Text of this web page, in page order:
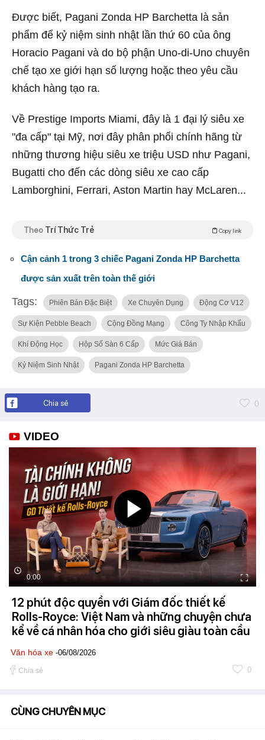
Được biết, Pagani Zonda HP Barchetta là sản
phẩm để kỷ niệm sinh nhật lần thứ 60 của ông
Horacio Pagani và do bộ phận Uno-di-Uno chuyên
chế tạo xe giới hạn số lượng hoặc theo yêu cầu
khách hàng tạo ra.
Về Prestige Imports Miami, đây là 1 đại lý siêu xe
"đa cấp" tại Mỹ, nơi đây phân phối chính hãng từ
những thương hiệu siêu xe triệu USD như Pagani,
Bugatti cho đến các dòng siêu xe cao cấp
Lamborghini, Ferrari, Aston Martin hay McLaren...
Theo Trí Thức Trẻ Copy link
Cận cảnh 1 trong 3 chiếc Pagani Zonda HP Barchetta
được sản xuất trên toàn thế giới
Tags: Phiên Bản Đặc Biệt Xe Chuyên Dụng Động Cơ V12
Sự Kiện Pebble Beach Cộng Đồng Mạng Công Ty Nhập Khẩu
Khí Động Học Hộp Số Sàn 6 Cấp Mức Giá Bán
Kỷ Niệm Sinh Nhật Pagani Zonda HP Barchetta
Chia sẻ 0
VIDEO
0:00
12 phút độc quyền với Giám đốc thiết kế
Rolls-Royce: Việt Nam và những chuyện chưa
kể về cá nhân hóa cho giới siêu giàu toàn cầu
Văn hóa xe -06/08/2026
Chia sẻ 0
CÙNG CHUYÊN MỤC